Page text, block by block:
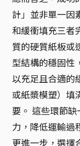
計」並非單一因
和緩衝填充三者
質的硬質紙板或
型結構的穩固性
以充足且合適的
或紙漿模塑）填
要。 這些環節
力，降低運輸過
更進一步，選擇